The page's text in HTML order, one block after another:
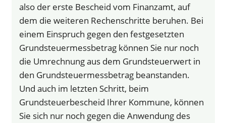
also der erste Bescheid vom Finanzamt, auf
dem die weiteren Rechenschritte beruhen. Bei
einem Einspruch gegen den festgesetzten
Grundsteuermessbetrag können Sie nur noch
die Umrechnung aus dem Grundsteuerwert in
den Grundsteuermessbetrag beanstanden.
Und auch im letzten Schritt, beim
Grundsteuerbescheid Ihrer Kommune, können
Sie sich nur noch gegen die Anwendung des